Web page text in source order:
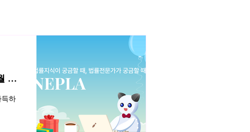
포털의 수사기관에 대한 개인정보
제공 판례(회피연아 판결) 해설
네
하